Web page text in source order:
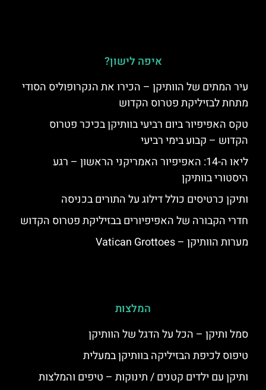
איפה לישון?
עיר המתים של הוותיקן – הכירו את הנקרופוליס הסודי
מתחת לבזיליקת פטרוס הקדוש
טקס האפיפיור ביום רביעי בוותיקן בכיכר פטרוס
הקדוש – קבוע בימי רביעי
ליאו ה-14: האפיפיור האמריקני הראשון – רגע
היסטורי בוותיקן
ותיקן כרטיסים כולל דילוג על התורים בכניסה
חדרי הקבורה של האפיפיורים בבזיליקת פטרוס הקדוש
מערות הוותיקן – Vatican Grottoes
המלצות
סמל ותיקן – הכל על הדגל של הוותיקן
טיפוס לכיפת הבזיליקה בוותיקן במעלית
ותיקן עם ילדים קטנים / תינוקות – טיפים והמלצות